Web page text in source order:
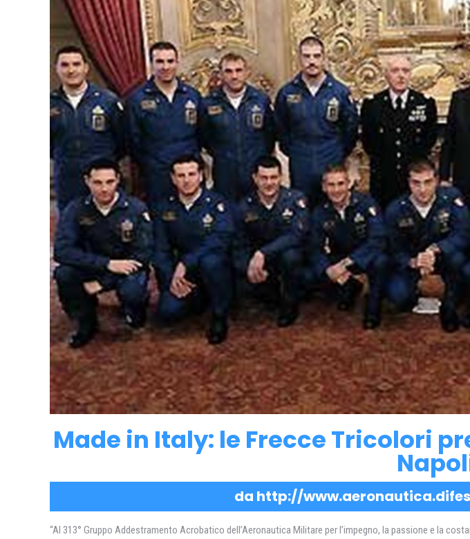
Made in Italy: le Frecce Tricolori
da http://
“Al 313° Gruppo Addestramento Acrobatico dell’Aeronautica Militare per l’impegno, la passione e la